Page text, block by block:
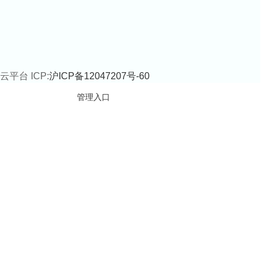
云平台 ICP:沪ICP备12047207号-60
管理入口